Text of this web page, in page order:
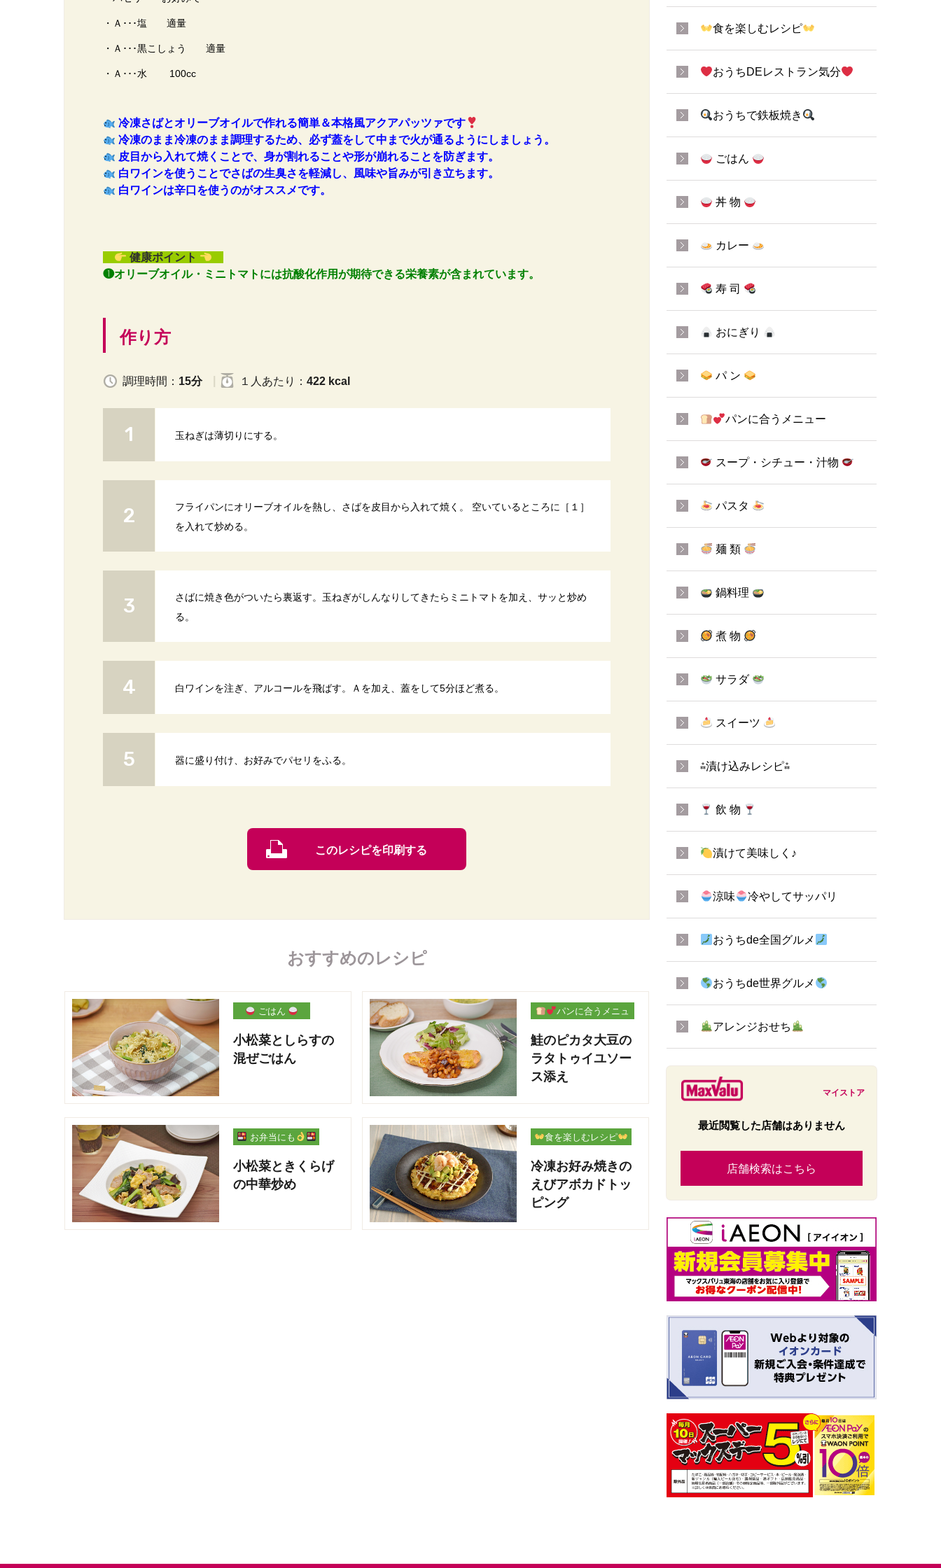
・Ａ･･･塩 適量
・Ａ･･･黒こしょう 適量
・Ａ･･･水 100cc
冷凍さばとオリーブオイルで作れる簡単＆本格風アクアパッツァです
冷凍のまま冷凍のまま調理するため、必ず蓋をして中まで火が通るようにしましょう。
皮目から入れて焼くことで、身が割れることや形が崩れることを防ぎます。
白ワインを使うことでさばの生臭さを軽減し、風味や旨みが引き立ちます。
白ワインは辛口を使うのがオススメです。
健康ポイント
❶オリーブオイル・ミニトマトには抗酸化作用が期待できる栄養素が含まれています。
作り方
調理時間： 15分 １人 あたり ： 422 kcal
玉ねぎは薄切りにする。
フライパンにオリーブオイルを熱し、さばを皮目から入れて焼く。 空いているところに［１］
を入れて炒める。
さばに焼き色がついたら裏返す。玉ねぎがしんなりしてきたらミニトマトを加え、サッと炒め
る。
白ワインを注ぎ、アルコールを飛ばす。Ａを加え、蓋をして5分ほど煮る。
器に盛り付け、お好みでパセリをふる。
このレシピを印刷する
おすすめのレシピ
ごはん
小松菜としらすの
混ぜごはん
パンに合うメニュ
鮭のピカタ大豆の
ラタトゥイユソー
ス添え
お弁当にも
小松菜ときくらげ
の中華炒め
食を楽しむレシピ
冷凍お好み焼きの
えびアボカドトッ
ピング
食を楽しむレシピ
おうちDEレストラン気分
おうちで鉄板焼き
ごはん
丼 物
カレー
寿 司
おにぎり
パ ン
パンに合うメニュー
スープ・シチュー・汁物
パスタ
麺 類
鍋料理
煮 物
サラダ
スイーツ
⁂漬け込みレシピ⁂
飲 物
漬けて美味しく♪
涼味 冷やしてサッパリ
おうちde全国グルメ
おうちde世界グルメ
アレンジおせち
マイストア
最近閲覧した店舗はありません
店舗検索はこちら